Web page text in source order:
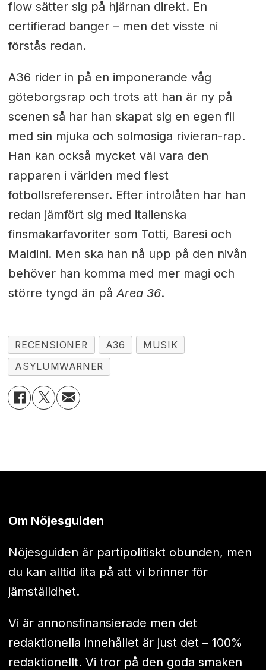
flow sätter sig på hjärnan direkt. En
certifierad banger – men det visste ni
förstås redan.
A36 rider in på en imponerande våg
göteborgsrap och trots att han är ny på
scenen så har han skapat sig en egen fil
med sin mjuka och solmosiga rivieran-rap.
Han kan också mycket väl vara den
rapparen i världen med flest
fotbollsreferenser. Efter introlåten har han
redan jämfört sig med italienska
finsmakarfavoriter som Totti, Baresi och
Maldini. Men ska han nå upp på den nivån
behöver han komma med mer magi och
större tyngd än på Area 36.
RECENSIONER A36
MUSIK
ASYLUMWARNER
Om Nöjesguiden
Nöjesguiden är partipolitiskt obunden, men
du kan alltid lita på att vi brinner för
jämställdhet.
Vi är annonsfinansierade men det
redaktionella innehållet är just det – 100%
redaktionellt. Vi tror på den goda smaken